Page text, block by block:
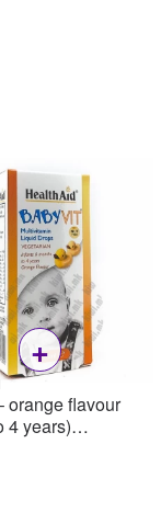
+
orange flavour
4 years)